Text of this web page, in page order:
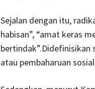
Sejalan dengan itu,
habisan”, “amat keras
bertindak”.Didefinisikan
atau pembaharuan